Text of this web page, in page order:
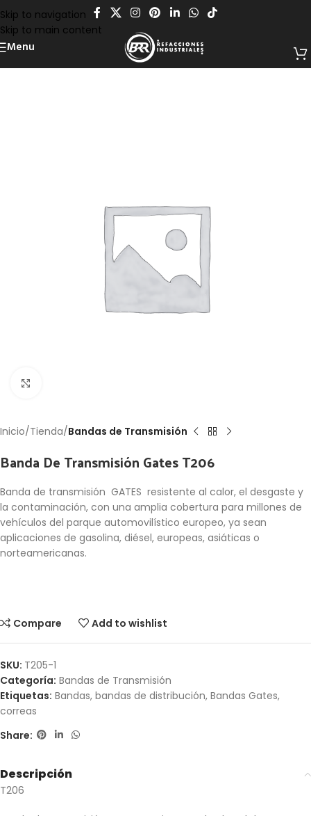
Skip to navigation
Skip to main content
Menu
Inicio Tienda Bandas de Transmisión
Banda De Transmisión Gates T206
Banda de transmisión GATES resistente al calor, el desgaste y
la contaminación, con una amplia cobertura para millones de
vehículos del parque automovilístico europeo, ya sean
aplicaciones de gasolina, diésel, europeas, asiáticas o
norteamericanas.
Compare Add to wishlist
SKU: T205-1
Categoría: Bandas de Transmisión
Etiquetas: Bandas, bandas de distribución, Bandas Gates,
correas
Share:
Descripción
T206